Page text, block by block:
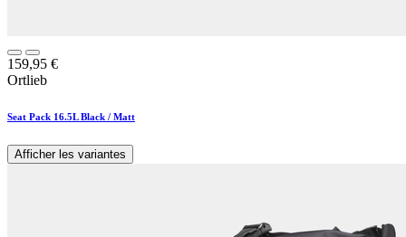
159,95 €
Ortlieb
Seat Pack 16.5L Black / Matt
Afficher les variantes